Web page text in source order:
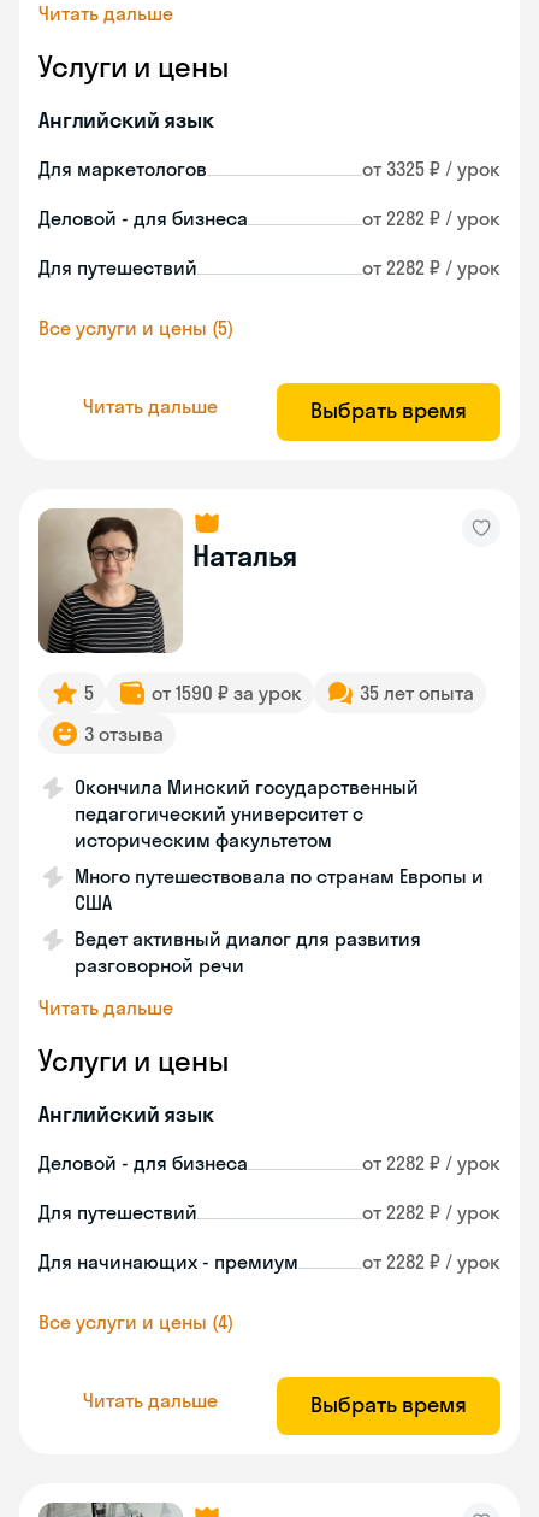
Читать дальше
Услуги и цены
Английский язык
Для маркетологов от 3325 ₽ / урок
Деловой - для бизнеса от 2282 ₽ / урок
Для путешествий от 2282 ₽ / урок
Все услуги и цены (5)
Читать дальше Выбрать время
Наталья
5 от 1590 ₽ за урок
35 лет опыта
3 отзыва
Окончила Минский государственный
педагогический университет с
историческим факультетом
Много путешествовала по странам Европы и
США
Ведет активный диалог для развития
разговорной речи
Читать дальше
Услуги и цены
Английский язык
Деловой - для бизнеса от 2282 ₽ / урок
Для путешествий от 2282 ₽ / урок
Для начинающих - премиум от 2282 ₽ / урок
Все услуги и цены (4)
Читать дальше Выбрать время